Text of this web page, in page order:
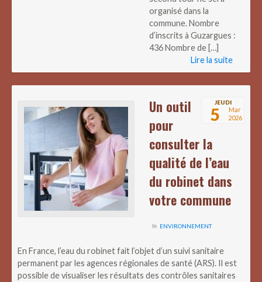
organisé dans la
commune. Nombre
d’inscrits à Guzargues :
436 Nombre de […]
Lire la suite
JEUDI
5
Mar
2026
Un outil
pour
consulter la
qualité de l’eau
du robinet dans
votre commune
ENVIRONNEMENT
En France, l’eau du robinet fait l’objet d’un suivi sanitaire
permanent par les agences régionales de santé (ARS). Il est
possible de visualiser les résultats des contrôles sanitaires